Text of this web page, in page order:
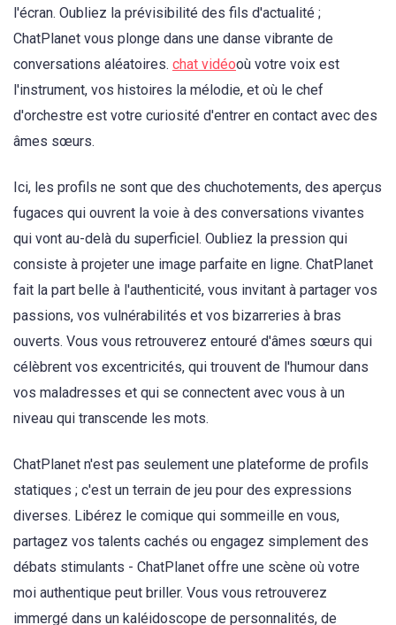
l'écran. Oubliez la prévisibilité des fils d'actualité ;
ChatPlanet vous plonge dans une danse vibrante de
conversations aléatoires. chat vidéooù votre voix est
l'instrument, vos histoires la mélodie, et où le chef
d'orchestre est votre curiosité d'entrer en contact avec des
âmes sœurs.
Ici, les profils ne sont que des chuchotements, des aperçus
fugaces qui ouvrent la voie à des conversations vivantes
qui vont au-delà du superficiel. Oubliez la pression qui
consiste à projeter une image parfaite en ligne. ChatPlanet
fait la part belle à l'authenticité, vous invitant à partager vos
passions, vos vulnérabilités et vos bizarreries à bras
ouverts. Vous vous retrouverez entouré d'âmes sœurs qui
célèbrent vos excentricités, qui trouvent de l'humour dans
vos maladresses et qui se connectent avec vous à un
niveau qui transcende les mots.
ChatPlanet n'est pas seulement une plateforme de profils
statiques ; c'est un terrain de jeu pour des expressions
diverses. Libérez le comique qui sommeille en vous,
partagez vos talents cachés ou engagez simplement des
débats stimulants - ChatPlanet offre une scène où votre
moi authentique peut briller. Vous vous retrouverez
immergé dans un kaléidoscope de personnalités, de